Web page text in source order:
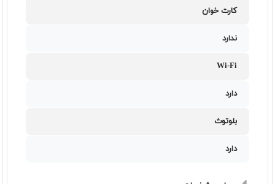
کارت خوان
ندارد
Wi-Fi
دارد
بلوتوث
دارد